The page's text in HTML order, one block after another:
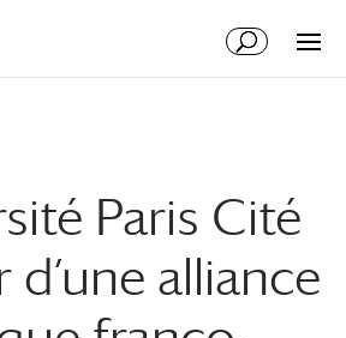
Paris Cité
alliance